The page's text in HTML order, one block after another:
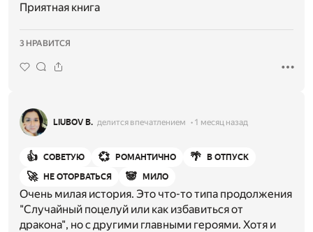
Приятная книга
3 НРАВИТСЯ
LIUBOV B. делится впечатлением 1 месяц назад
👍 СОВЕТУЮ 💞 РОМАНТИЧНО 🌴 В ОТПУСК
🚀 НЕ ОТОРВАТЬСЯ 🐼 МИЛО
Очень милая история. Это что-то типа продолжения
"Случайный поцелуй или как избавиться от
дракона", но с другими главными героями. Хотя и